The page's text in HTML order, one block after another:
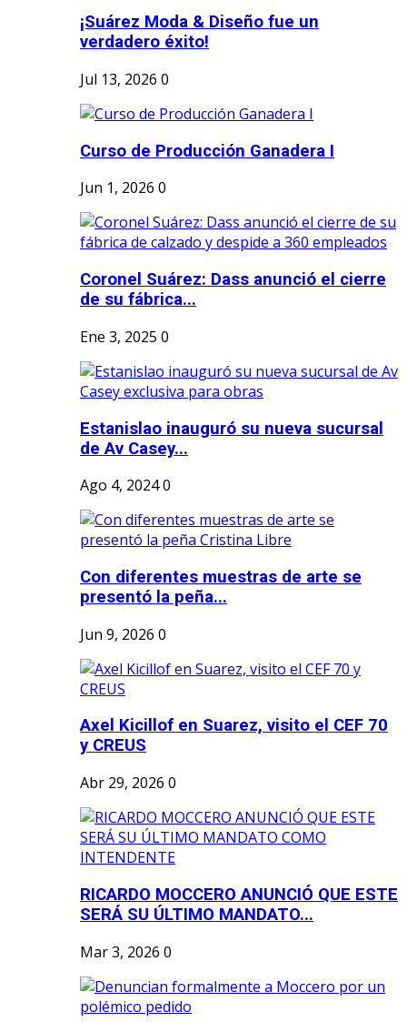
¡Suárez Moda & Diseño fue un
verdadero éxito!
Jul 13, 2026 0
Curso de Producción Ganadera I
Jun 1, 2026 0
Coronel Suárez: Dass anunció el cierre
de su fábrica...
Ene 3, 2025 0
Estanislao inauguró su nueva sucursal
de Av Casey...
Ago 4, 20240
Con diferentes muestras de arte se
presentó la peña...
Jun 9, 2026 0
Axel Kicillof en Suarez, visito el CEF 70
y CREUS
Abr 29, 2026 0
RICARDO MOCCERO ANUNCIÓ QUE ESTE
SERÁ SU ÚLTIMO MANDATO...
Mar 3, 2026 0